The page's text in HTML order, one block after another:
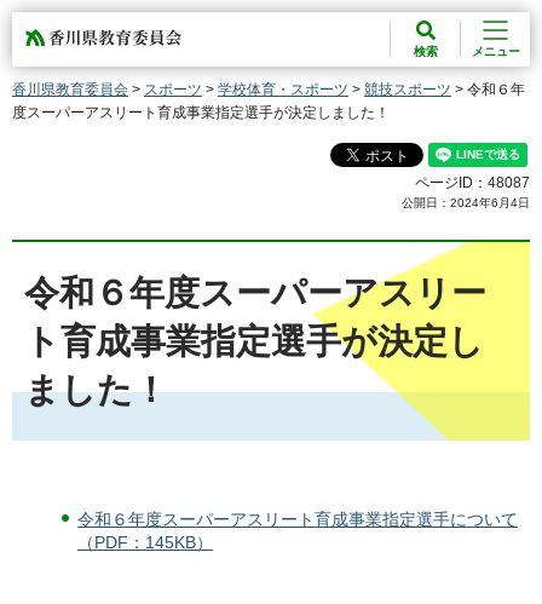
香川県教育委員会
検索 メニュー
香川県教育委員会 > スポーツ > 学校体育・スポーツ > 競技スポーツ > 令和６年
度スーパーアスリート育成事業指定選手が決定しました！
ページID：48087
公開日：2024年6月4日
令和６年度スーパーアスリー
ト育成事業指定選手が決定し
ました！
令和６年度スーパーアスリート育成事業指定選手について
（PDF：145KB）